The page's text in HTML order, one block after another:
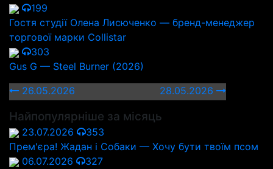
199
Гостя студії Олена Лисюченко — бренд-менеджер
торгової марки Collistar
303
Gus G — Steel Burner (2026)
26.05.2026
28.05.2026
Найпопулярніше за місяць
23.07.2026
353
Прем'єра! Жадан і Собаки — Хочу бути твоїм псом
06.07.2026
327